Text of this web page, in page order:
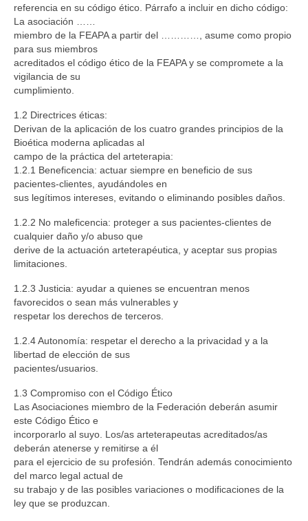
COMUNICACIÓN
FORMACIÓN E INVESTIGACIÓN
FORMACIONES
CONTACTO
referencia en su código ético. Párrafo a incluir en dicho código:
La asociación ……
miembro de la FEAPA a partir del …………, asume como propio
para sus miembros
acreditados el código ético de la FEAPA y se compromete a la
vigilancia de su
cumplimiento.
1.2 Directrices éticas:
Derivan de la aplicación de los cuatro grandes principios de la
Bioética moderna aplicadas al
campo de la práctica del arteterapia:
1.2.1 Beneficencia: actuar siempre en beneficio de sus
pacientes-clientes, ayudándoles en
sus legítimos intereses, evitando o eliminando posibles daños.
1.2.2 No maleficencia: proteger a sus pacientes-clientes de
cualquier daño y/o abuso que
derive de la actuación arteterapéutica, y aceptar sus propias
limitaciones.
1.2.3 Justicia: ayudar a quienes se encuentran menos
favorecidos o sean más vulnerables y
respetar los derechos de terceros.
1.2.4 Autonomía: respetar el derecho a la privacidad y a la
libertad de elección de sus
pacientes/usuarios.
1.3 Compromiso con el Código Ético
Las Asociaciones miembro de la Federación deberán asumir
este Código Ético e
incorporarlo al suyo. Los/as arteterapeutas acreditados/as
deberán atenerse y remitirse a él
para el ejercicio de su profesión. Tendrán además conocimiento
del marco legal actual de
su trabajo y de las posibles variaciones o modificaciones de la
ley que se produzcan.